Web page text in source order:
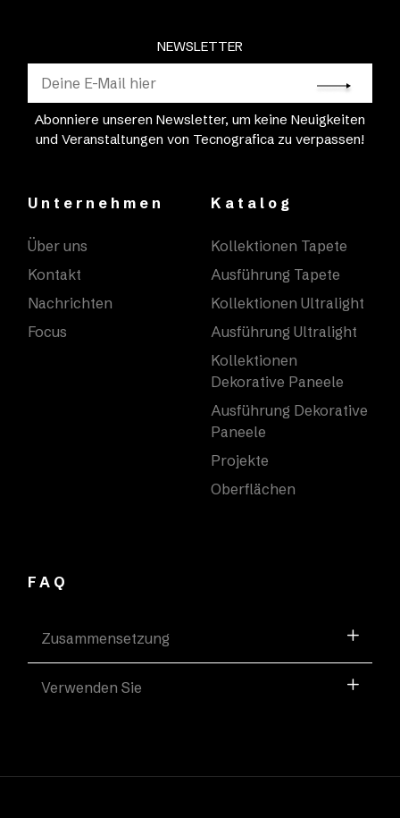
NEWSLETTER
Abonniere unseren Newsletter, um keine Neuigkeiten
und Veranstaltungen von Tecnografica zu verpassen!
Unternehmen
Über uns
Kontakt
Nachrichten
Focus
Katalog
Kollektionen Tapete
Ausführung Tapete
Kollektionen Ultralight
Ausführung Ultralight
Kollektionen
Dekorative Paneele
Ausführung Dekorative
Paneele
Projekte
Oberflächen
FAQ
Zusammensetzung
Verwenden Sie